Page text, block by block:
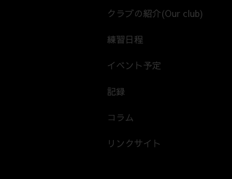
クラブの紹介(Our club)
練習日程
イベント予定
記録
コラム
リンクサイト